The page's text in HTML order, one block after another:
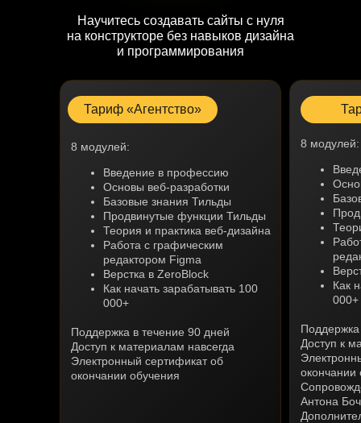
Научитесь создавать сайты с нуля
на конструкторе без навыков дизайна
и программирования
8 модулей:
Как
000+
Доступ к
окончании
Антона
8 модулей:
Введение в профессию
Основы веб-разработки
Базовые знания Тильды
Продвинутые функции Тильды
Теория и практика веб-дизайна
Работа с графическим
редактором Figma
Верстка в ZeroBlock
Как начать зарабатывать 100
000+
Поддержка в течение 90 дней
Доступ к материалам навсегда
Электронный сертификат об
окончании обучения
Тариф «Агентство»